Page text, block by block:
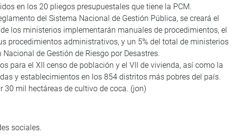
en los 20 pliegos presupuestales que tiene la PCM.
del Sistema Nacional de Gestión Pública, se creará el
los ministerios implementarán manuales de procedimientos, el
procedimientos administrativos, y un 5% del total de ministerios
de Gestión de Riesgo por Desastres.
para el XII censo de población y el VII de vivienda, así como la
y establecimientos en los 854 distritos más pobres del país.
30 mil hectáreas de cultivo de coca. (jon)
sociales.